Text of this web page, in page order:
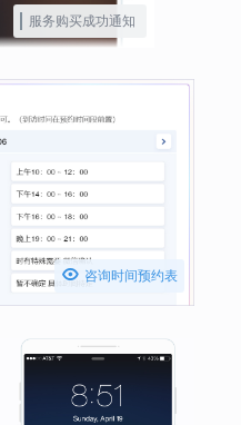
服务购买成功通知
 咨询时间预约表